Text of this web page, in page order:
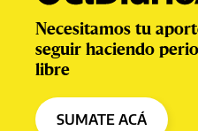
Necesitamos tu
seguir haciendo
libre
SUMATE ACÁ